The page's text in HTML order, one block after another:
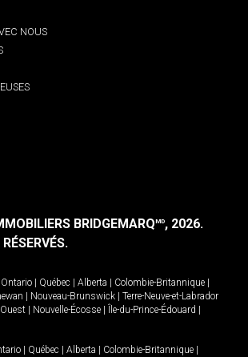
NOUS
BRIDGEMARQMD, 2026.
Ontario Québec Alberta Colombie-Britannique
Nouveau-Brunswick
Terre-Neuve-et-Labrador
Nouvelle-Écosse Île-du-Prince-Édouard
Québec Alberta Colombie-Britannique